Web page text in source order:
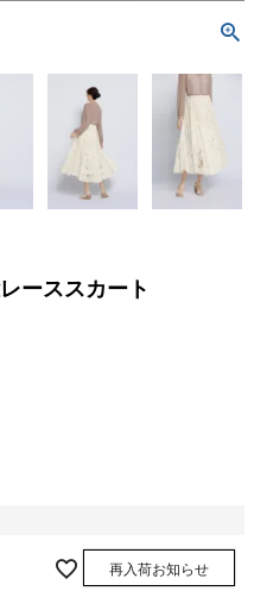
ーススカート
再入荷お知らせ